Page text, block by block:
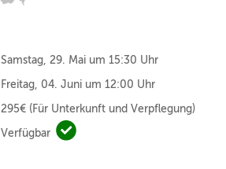
Samstag, 29. Mai um 15:30 Uhr
Freitag, 04. Juni um 12:00 Uhr
295€ (Für Unterkunft und Verpflegung)
Verfügbar Verfügbar